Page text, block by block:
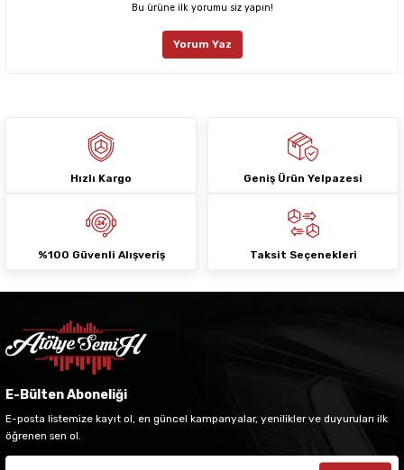
Ürün fiyatı diğer sitelerden daha pahalı.
Deneyimini Paylaş
Bu ürüne ilk yorumu siz yapın!
Yorum Yaz
Hızlı Kargo Geniş Ürün Yelpazesi
%100 Güvenli Alışveriş Taksit Seçenekleri
E-Bülten Aboneliği
E-posta listemize kayıt ol, en güncel kampanyalar, yenilikler ve duyuruları ilk
öğrenen sen ol.